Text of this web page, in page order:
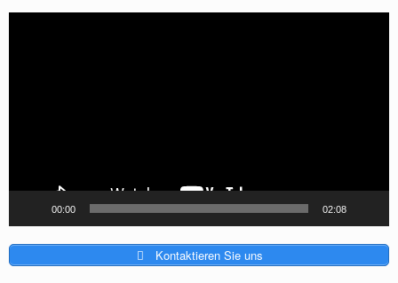
00:00 02:08
Kontaktieren Sie uns